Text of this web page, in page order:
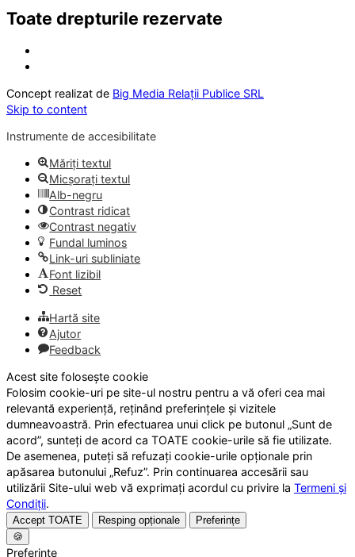
Toate drepturile rezervate
Concept realizat de Big Media Relații Publice SRL
Skip to content
Instrumente de accesibilitate
Măriți textul
Micșorați textul
Alb-negru
Contrast ridicat
Contrast negativ
Fundal luminos
Link-uri subliniate
Font lizibil
Reset
Hartă site
Ajutor
Feedback
Acest site folosește cookie
Folosim cookie-uri pe site-ul nostru pentru a vă oferi cea mai
relevantă experiență, reținând preferințele și vizitele
dumneavoastră. Prin efectuarea unui click pe butonul „Sunt de
acord”, sunteți de acord ca TOATE cookie-urile să fie utilizate.
De asemenea, puteți să refuzați cookie-urile opționale prin
apăsarea butonului „Refuz”. Prin continuarea accesării sau
utilizării Site-ului web vă exprimați acordul cu privire la Termeni și
Condiții.
Accept TOATE Resping opționale
Preferințe
🍪
Preferințe